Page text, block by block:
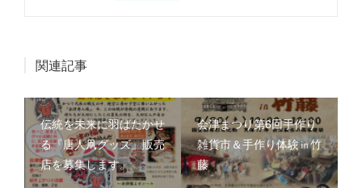
関連記事
伝統を未来に羽ばたかせ
る『唐人凧グッズ』販売
店を募集します。
会津まつり第6回手作り
雑貨市＆手作り体験㏌竹
藤